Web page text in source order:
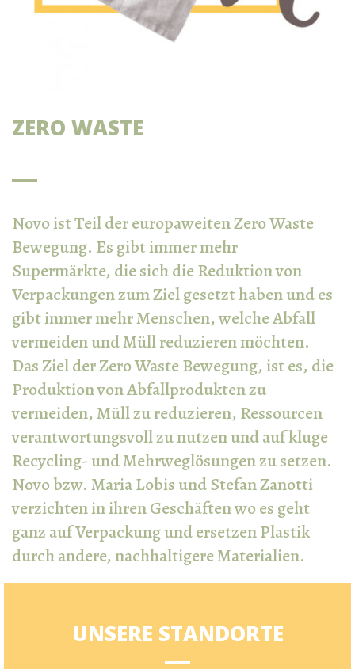
ZERO WASTE
Novo ist Teil der europaweiten Zero Waste
Bewegung. Es gibt immer mehr
Supermärkte, die sich die Reduktion von
Verpackungen zum Ziel gesetzt haben und es
gibt immer mehr Menschen, welche Abfall
vermeiden und Müll reduzieren möchten.
Das Ziel der Zero Waste Bewegung, ist es, die
Produktion von Abfallprodukten zu
vermeiden, Müll zu reduzieren, Ressourcen
verantwortungsvoll zu nutzen und auf kluge
Recycling- und Mehrweglösungen zu setzen.
Novo bzw. Maria Lobis und Stefan Zanotti
verzichten in ihren Geschäften wo es geht
ganz auf Verpackung und ersetzen Plastik
durch andere, nachhaltigere Materialien.
UNSERE STANDORTE